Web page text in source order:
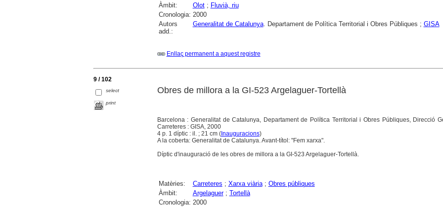
Àmbit:
Olot; Fluvià, riu
Cronologia: 2000
Autors
add.:
Generalitat de Catalunya. Departament de Política Territorial i Obres Públiques ; GISA
Enllaç permanent a aquest registre
9 / 102
select
print
Obres de millora a la GI-523 Argelaguer-Tortellà
Barcelona : Generalitat de Catalunya, Departament de Política Territorial i Obres Públiques, Direcció
Carreteres : GISA, 2000
4 p. 1 díptic : il. ; 21 cm (Inauguracions)
A la coberta: Generalitat de Catalunya. Avant-títol: "Fem xarxa".
Díptic d'inauguració de les obres de millora a la GI-523 Argelaguer-Tortellà.
Matèries: Carreteres ; Xarxa viària; Obres públiques
Àmbit:
Argelaguer; Tortellà
Cronologia: 2000